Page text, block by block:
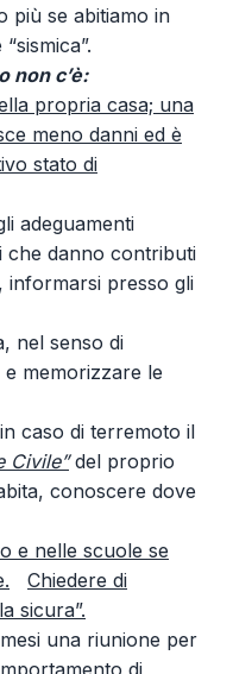
più se abitiamo in
non c’è:
propria casa; una
meno danni ed è
stato di
adeguamenti
che danno contributi
informarsi presso gli
nel senso di
memorizzare le
caso di terremoto il
Civile”del proprio
conoscere dove
e nelle scuole se
Chiedere di
sicura”.
una riunione per